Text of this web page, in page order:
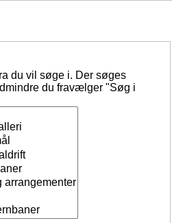
du vil søge i. Der søges
du fravælger "Søg i